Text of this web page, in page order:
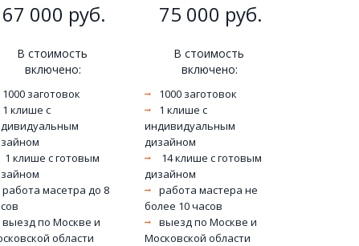
67 000 руб.
В стоимость
включено:
1000 заготовок
1 клише с
1 клише с готовым
работа масетра до 8
выезд по Москве и
области
75 000 руб.
В стоимость
включено:
1000 заготовок
1 клише с
индивидуальным
дизайном
14 клише с готовым
дизайном
работа мастера не
более 10 часов
выезд по Москве и
Московской области